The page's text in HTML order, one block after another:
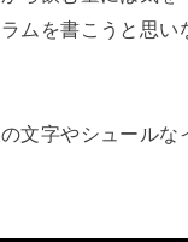
ムを書こうと思
文字やシュール